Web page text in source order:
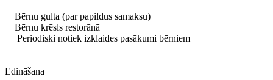
Bērnu gulta (par papildus samaksu)
Bērnu krēsls restorānā
Periodiski notiek izklaides pasākumi bērniem
Ēdināšana